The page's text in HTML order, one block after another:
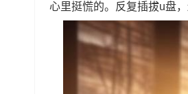
心里挺慌的。反复插拔u盘